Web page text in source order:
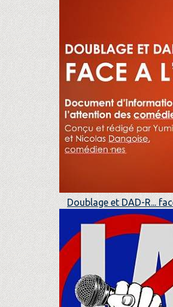
Doublage et DAD-R...